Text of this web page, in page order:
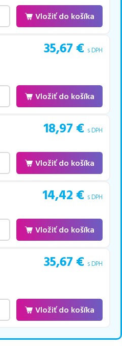
Vložiť do košíka
35,67 € s DPH
Vložiť do košíka
18,97 € s DPH
Vložiť do košíka
14,42 € s DPH
Vložiť do košíka
35,67 € s DPH
Vložiť do košíka